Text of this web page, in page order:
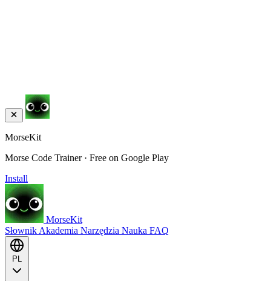
MorseKit
Morse Code Trainer · Free on Google Play
Install
MorseKit
Słownik Akademia Narzędzia Nauka FAQ